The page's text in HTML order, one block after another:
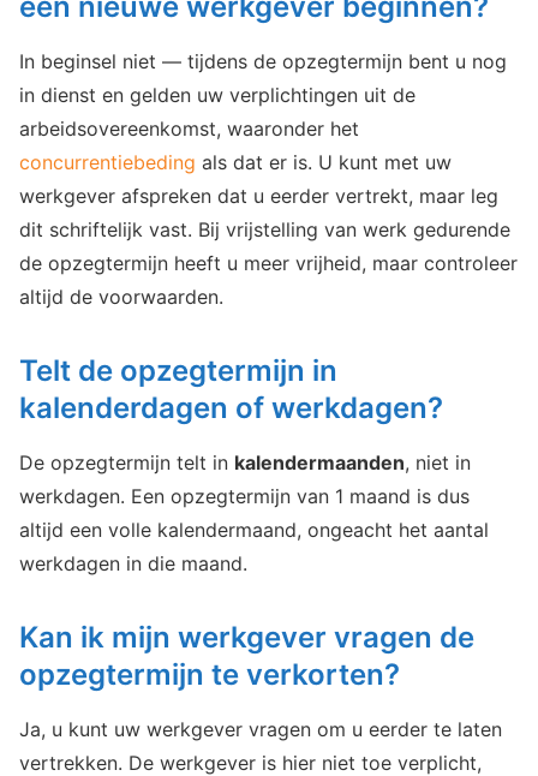
In beginsel niet — tijdens de opzegtermijn bent u nog
in dienst en gelden uw verplichtingen uit de
arbeidsovereenkomst, waaronder het
concurrentiebeding als dat er is. U kunt met uw
werkgever afspreken dat u eerder vertrekt, maar leg
dit schriftelijk vast. Bij vrijstelling van werk gedurende
de opzegtermijn heeft u meer vrijheid, maar controleer
altijd de voorwaarden.
Telt de opzegtermijn in
kalenderdagen of werkdagen?
De opzegtermijn telt in kalendermaanden, niet in
werkdagen. Een opzegtermijn van 1 maand is dus
altijd een volle kalendermaand, ongeacht het aantal
werkdagen in die maand.
Kan ik mijn werkgever vragen de
opzegtermijn te verkorten?
Ja, u kunt uw werkgever vragen om u eerder te laten
vertrekken. De werkgever is hier niet toe verplicht,